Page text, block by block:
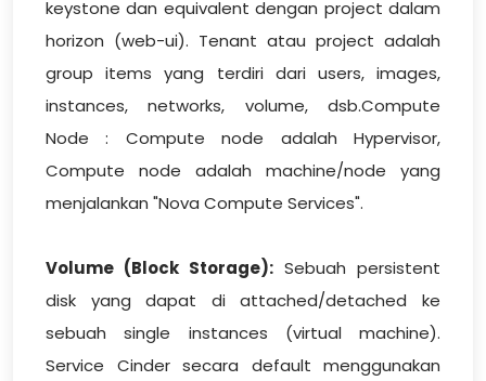
keystone dan equivalent dengan project dalam
horizon (web-ui). Tenant atau project adalah
group items yang terdiri dari users, images,
instances, networks, volume, dsb.Compute
Node : Compute node adalah Hypervisor,
Compute node adalah machine/node yang
menjalankan "Nova Compute Services".
Volume (Block Storage): Sebuah persistent
disk yang dapat di attached/detached ke
sebuah single instances (virtual machine).
Service Cinder secara default menggunakan